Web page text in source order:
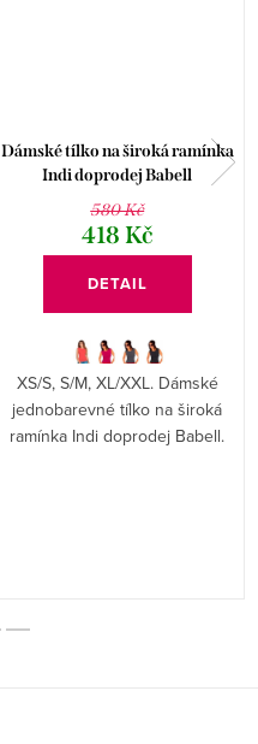
Dámské tílko na široká ramínka
Indi doprodej Babell
580 Kč
418 Kč
DETAIL
XS/S, S/M, XL/XXL. Dámské
jednobarevné tílko na široká
ramínka Indi doprodej Babell.